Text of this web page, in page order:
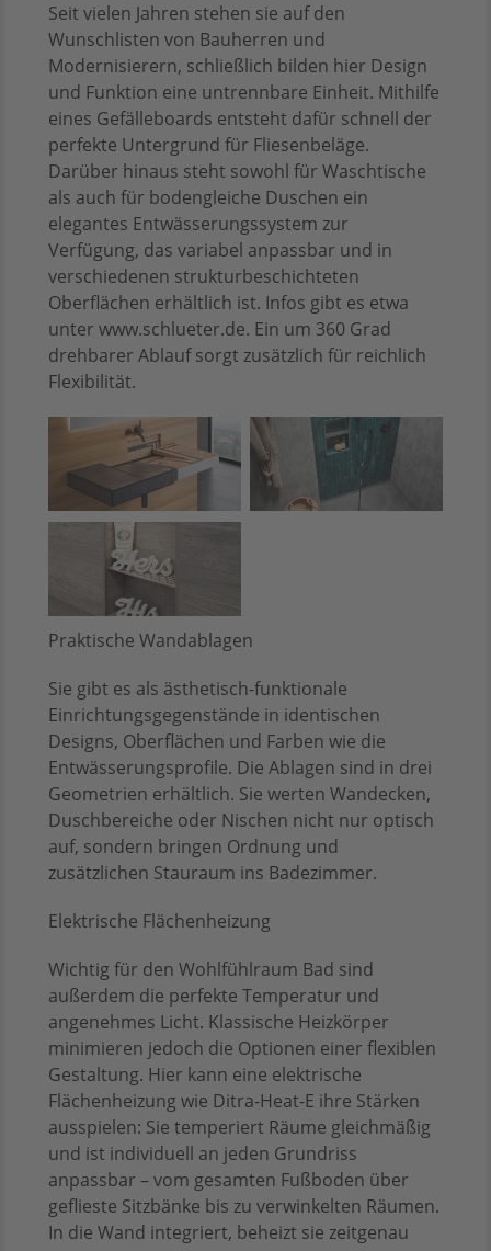
Seit vielen Jahren stehen sie auf den
Wunschlisten von Bauherren und
Modernisierern, schließlich bilden hier Design
und Funktion eine untrennbare Einheit. Mithilfe
eines Gefälleboards entsteht dafür schnell der
perfekte Untergrund für Fliesenbeläge.
Darüber hinaus steht sowohl für Waschtische
als auch für bodengleiche Duschen ein
elegantes Entwässerungssystem zur
Verfügung, das variabel anpassbar und in
verschiedenen strukturbeschichteten
Oberflächen erhältlich ist. Infos gibt es etwa
unter www.schlueter.de. Ein um 360 Grad
drehbarer Ablauf sorgt zusätzlich für reichlich
Flexibilität.
Praktische Wandablagen
Sie gibt es als ästhetisch-funktionale
Einrichtungsgegenstände in identischen
Designs, Oberflächen und Farben wie die
Entwässerungsprofile. Die Ablagen sind in drei
Geometrien erhältlich. Sie werten Wandecken,
Duschbereiche oder Nischen nicht nur optisch
auf, sondern bringen Ordnung und
zusätzlichen Stauraum ins Badezimmer.
Elektrische Flächenheizung
Wichtig für den Wohlfühlraum Bad sind
außerdem die perfekte Temperatur und
angenehmes Licht. Klassische Heizkörper
minimieren jedoch die Optionen einer flexiblen
Gestaltung. Hier kann eine elektrische
Flächenheizung wie Ditra-Heat-E ihre Stärken
ausspielen: Sie temperiert Räume gleichmäßig
und ist individuell an jeden Grundriss
anpassbar – vom gesamten Fußboden über
geflieste Sitzbänke bis zu verwinkelten Räumen.
In die Wand integriert, beheizt sie zeitgenau